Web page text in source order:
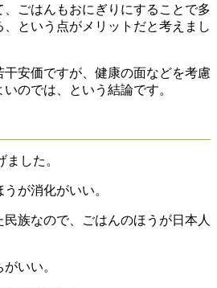
、ごはんもおにぎりにすることで多
という点がメリットだと考えまし
安価ですが、健康の面などを考慮
のでは、という結論です。
した。
が消化がいい。
族なので、ごはんのほうが日本人
いい。